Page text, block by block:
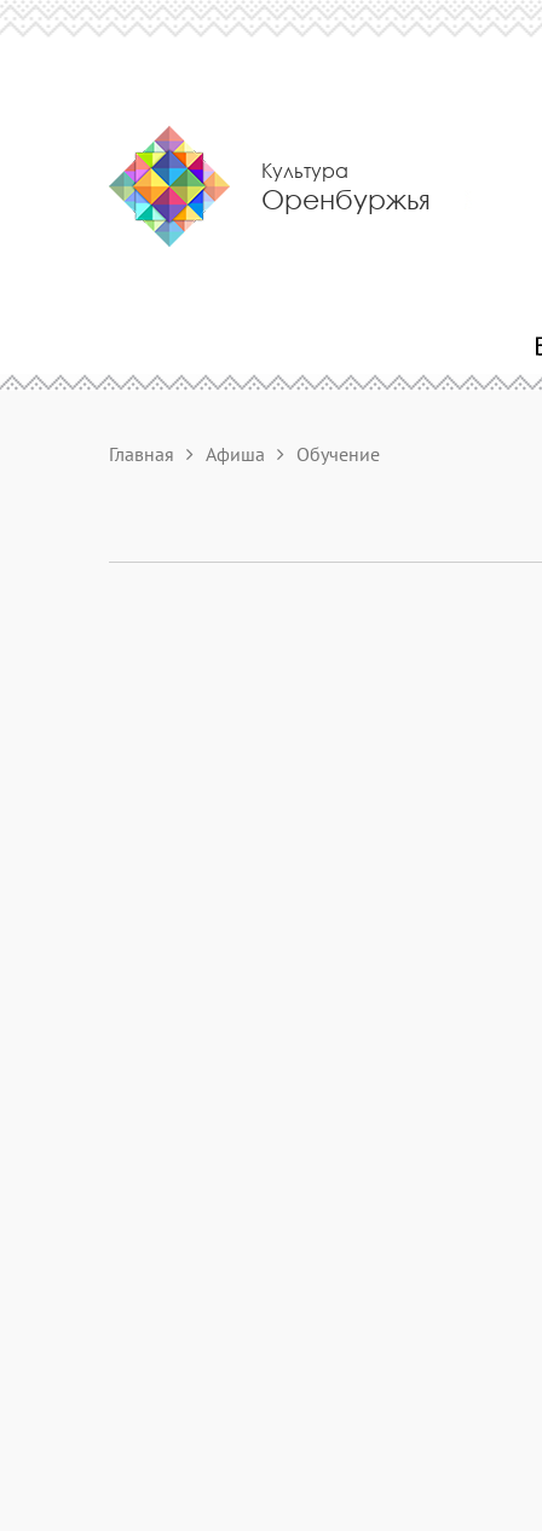
Культура
Оренбуржья
Главная Афиша Обучение